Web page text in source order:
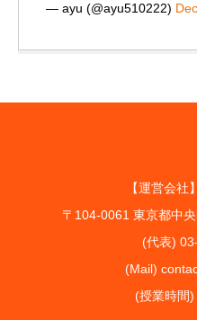
— ayu (@ayu510222)
【運営会社
〒104-0061 東京都中
(代表)
(Mail)
(授業時間